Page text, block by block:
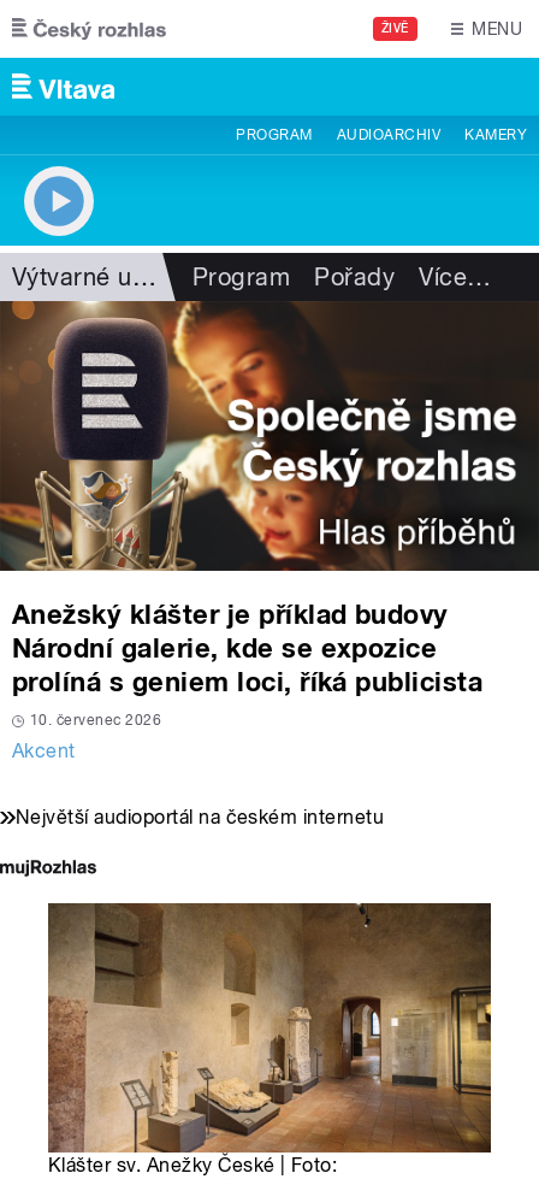
Přejít k hlavnímu obsahu
ŽIVĚ MENU
PROGRAM AUDIOARCHIV KAMERY
Výtvarné umění Program Pořady Více…
Anežský klášter je příklad budovy
Národní galerie, kde se expozice
prolíná s geniem loci, říká publicista
10. červenec 2026
Akcent
Největší audioportál na českém internetu
Klášter sv. Anežky České | Foto: